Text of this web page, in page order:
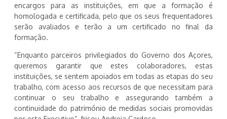
encargos para as instituições, em que a formação é
homologada e certificada, pelo que os seus frequentadores
serão avaliados e terão a um certificado no final da
formação.
“Enquanto parceiros privilegiados do Governo dos Açores,
queremos garantir que estes colaboradores, estas
instituições, se sentem apoiados em todas as etapas do seu
trabalho, com acesso aos recursos de que necessitam para
continuar o seu trabalho e assegurando também a
continuidade do património de medidas sociais promovidas